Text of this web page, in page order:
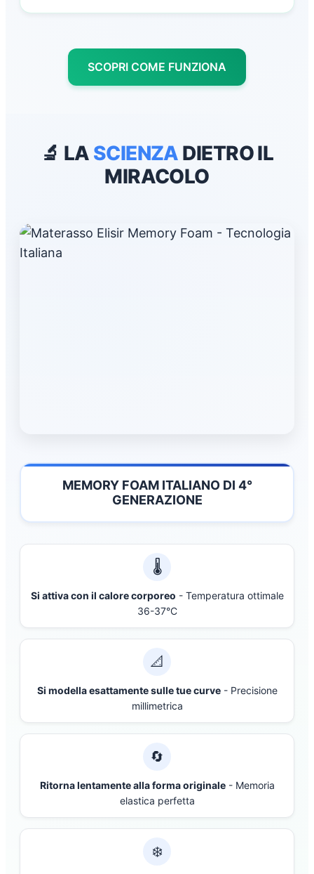
SCOPRI COME FUNZIONA
🔬 LA SCIENZA DIETRO IL
MIRACOLO
MEMORY FOAM ITALIANO DI 4°
GENERAZIONE
🌡️
Si attiva con il calore corporeo - Temperatura ottimale
36-37°C
📐
Si modella esattamente sulle tue curve- Precisione
millimetrica
🔄
Ritorna lentamente alla forma originale- Memoria
elastica perfetta
❄️